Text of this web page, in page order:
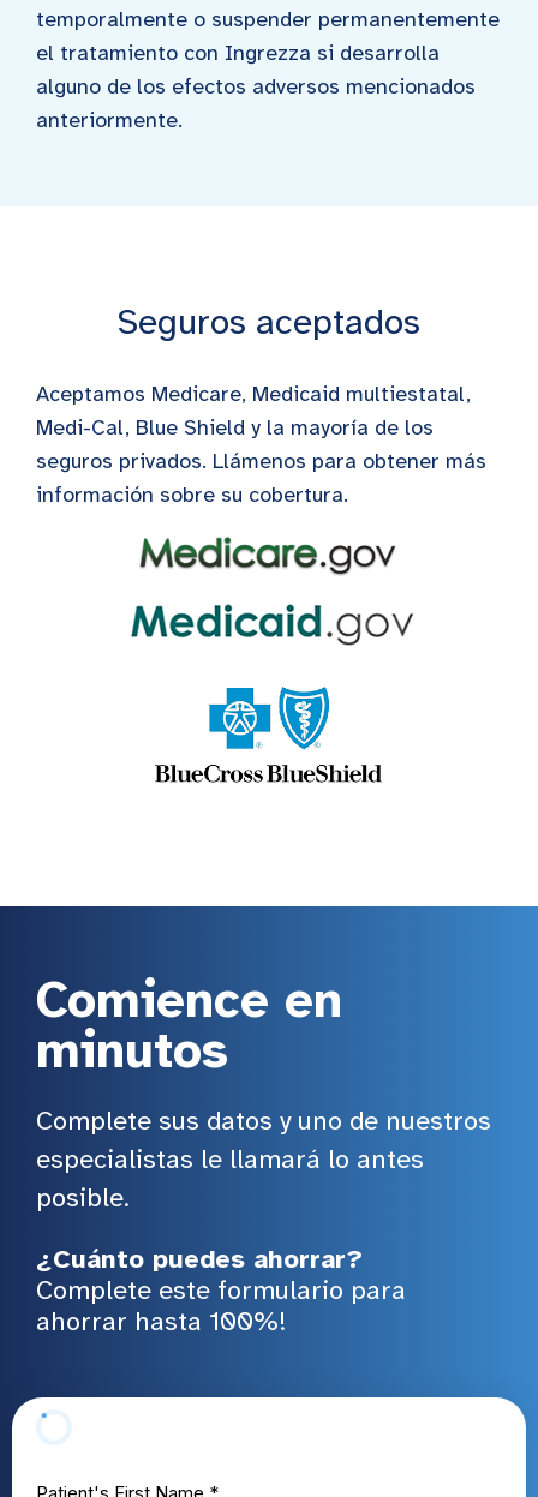
temporalmente o suspender permanentemente
el tratamiento con Ingrezza si desarrolla
alguno de los efectos adversos mencionados
anteriormente.
Seguros aceptados
Aceptamos Medicare, Medicaid multiestatal,
Medi-Cal, Blue Shield y la mayoría de los
seguros privados. Llámenos para obtener más
información sobre su cobertura.
Comience en
minutos
Complete sus datos y uno de nuestros
especialistas le llamará lo antes
posible.
¿Cuánto puedes ahorrar?
Complete este formulario para
ahorrar hasta 100%!